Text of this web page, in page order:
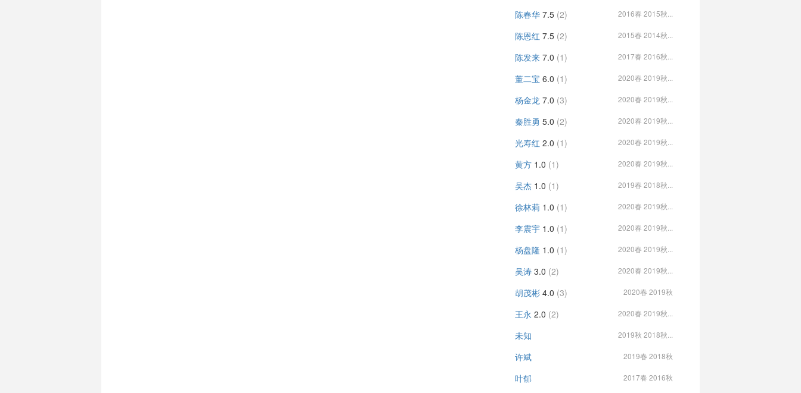
陈春华 7.5 (2) 2016春 2015秋...
陈恩红 7.5 (2) 2015春 2014秋...
陈发来 7.0 (1) 2017春 2016秋...
董二宝 6.0 (1) 2020春 2019秋...
杨金龙 7.0 (3) 2020春 2019秋...
秦胜勇 5.0 (2) 2020春 2019秋...
光寿红 2.0 (1) 2020春 2019秋...
黄方 1.0 (1) 2020春 2019秋...
吴杰 1.0 (1) 2019春 2018秋...
徐林莉 1.0 (1) 2020春 2019秋...
李震宇 1.0 (1) 2020春 2019秋...
杨盘隆 1.0 (1) 2020春 2019秋...
吴涛 3.0 (2) 2020春 2019秋...
胡茂彬 4.0 (3) 2020春 2019秋
王永 2.0 (2) 2020春 2019秋...
未知 2019秋 2018秋...
许斌 2019春 2018秋
叶郁 2017春 2016秋